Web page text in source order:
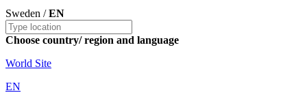
Sweden /EN
Choose country/ region and language
World Site
EN